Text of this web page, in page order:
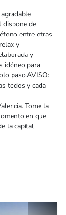
dispone de
entre otras
y
y
idóneo para
paso.AVISO:
todos y cada
Tome la
en que
la capital